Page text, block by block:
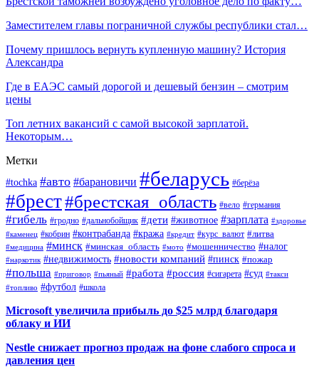
Заместителем главы пограничной службы республики стал…
Почему пришлось вернуть купленную машину? История
Александра
Где в ЕАЭС самый дорогой и дешевый бензин – смотрим
цены
Топ летних вакансий с самой высокой зарплатой.
Некоторым…
Метки
#tochka #авто #барановичи #беларусь #берёза
#брест#брестская_область #вело #германия
#гибель #гродно #дальнобойщик #дети #животное #зарплата #здоровье
#каменец #кобрин #контрабанда #кража #кредит #курс_валют #литва
#медицина #минск #минская_область #мото #мошенничество #налог
#наркотик #недвижимость #новости компаний #пинск #пожар
#польша #приговор #пьяный #работа #россия #сигарета #суд #такси
#топливо #футбол #школа
Microsoft увеличила прибыль до $25 млрд благодаря
облаку и ИИ
Nestle снижает прогноз продаж на фоне слабого спроса и
давления цен